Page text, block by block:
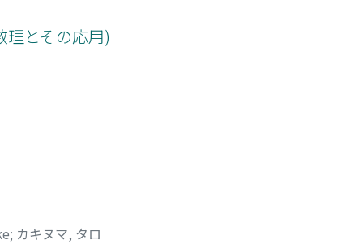
理とその応用)
; カキヌマ, タロ